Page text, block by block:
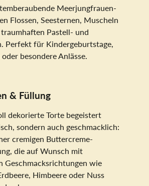
Meerjungfrauen-
Flossen, Seesternen, Muscheln
Pastell- und
Perfekt für Kindergeburtstage,
besondere Anlässe.
& Füllung
dekorierte Torte begeistert
sondern auch geschmacklich:
cremigen Buttercreme-
die auf Wunsch mit
Geschmacksrichtungen wie
Himbeere oder Nuss